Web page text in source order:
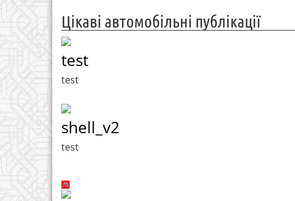
Цікаві автомобільні публікації
test
test
shell_v2
test